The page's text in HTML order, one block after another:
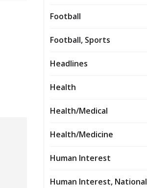
Football
Football, Sports
Headlines
Health
Health/Medical
Health/Medicine
Human Interest
Human Interest, National